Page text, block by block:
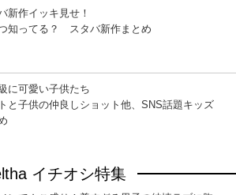
新作イッキ見せ！
知ってる？ スタバ新作まとめ
に可愛い子供たち
と子供の仲良しショット他、SNS話題キッズ
イチオシ特集